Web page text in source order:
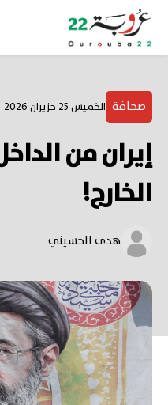
صحافة الخميس 25 حزيران 2026
إيران من
الخارج!
هدى الحسيني